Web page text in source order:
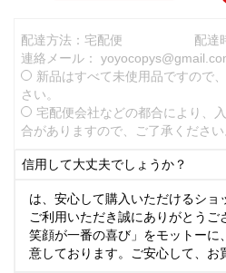
配達方法：宅配便
配達
連絡メール：
新品はすべて未使用品ですので
さい。
宅配便会社などの都合により、
合がありますので、ご了承ください
信用して大丈夫でしょうか？
は、安心して購入いただけるショ
ご利用いただき誠にありがとう
笑顔が一番の喜び」をモットーに
意しております。ご安心して、お